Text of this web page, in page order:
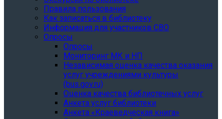
Правила пользования
Как записаться в библиотеку
Информация для участников СВО
Опросы
Опросы
Мониторинг МК и НП
Независимая оценка качества оказания
услуг учреждениями культуры
(bus.gov.ru)
Оценка качества библиотечных услуг
Анкета услуг библиотеки
Анкета «Краеведческая книга»